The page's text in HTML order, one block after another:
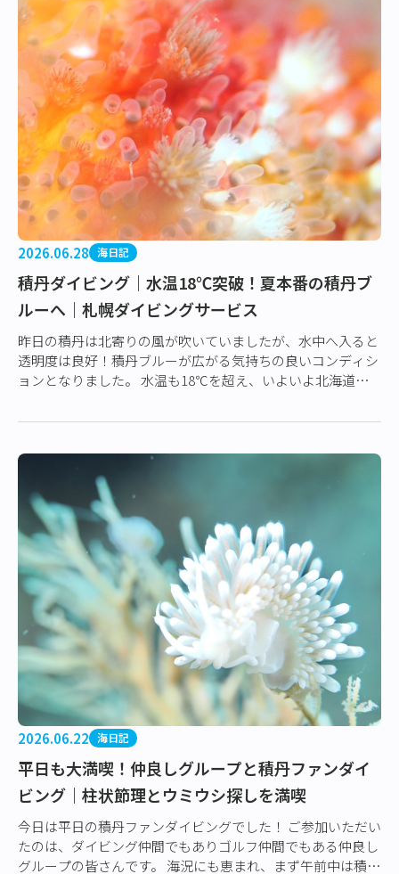
2026.06.28 海日記
積丹ダイビング｜水温18℃突破！夏本番の積丹ブ
ルーへ｜札幌ダイビングサービス
昨日の積丹は北寄りの風が吹いていましたが、水中へ入ると
透明度は良好！積丹ブルーが広がる気持ちの良いコンディシ
ョンとなりました。 水温も18℃を超え、いよいよ北海道の
2026.06.22 海日記
平日も大満喫！仲良しグループと積丹ファンダイ
ビング｜柱状節理とウミウシ探しを満喫
今日は平日の積丹ファンダイビングでした！ ご参加いただい
たのは、ダイビング仲間でもありゴルフ仲間でもある仲良し
グループの皆さんです。 海況にも恵まれ、まず午前中は積丹